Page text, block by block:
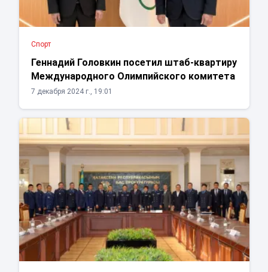
Спорт
Геннадий Головкин посетил штаб-квартиру
Международного Олимпийского комитета
7 декабря 2024 г., 19:01